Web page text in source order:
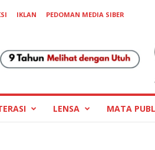
IKLAN
PEDOMAN MEDIA SIBER
LENSA MATA